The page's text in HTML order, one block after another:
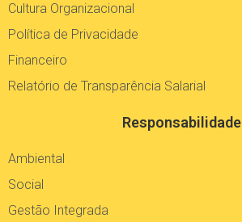
Cultura Organizacional
Política de Privacidade
Financeiro
Relatório de Transparência Salarial
Responsabilidade
Ambiental
Social
Gestão Integrada